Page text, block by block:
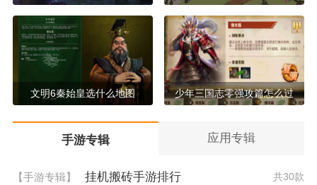
文明6秦始皇选什么地图 少年三国志零强攻篇怎么过
手游专辑 应用专辑
【手游专辑】 挂机搬砖手游排行 共30款